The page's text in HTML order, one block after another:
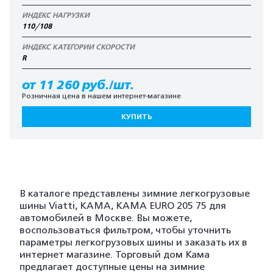
ИНДЕКС НАГРУЗКИ
110/108
ИНДЕКС КАТЕГОРИИ СКОРОСТИ
R
от 11 260 руб./шт.
Розничная цена в нашем интернет-магазине
КУПИТЬ
В каталоге представлены зимние легкогрузовые
шины Viatti, KAMA, KAMA EURO 205 75 для
автомобилей в Москве. Вы можете,
воспользоваться фильтром, чтобы уточнить
параметры легкогрузовых шины и заказать их в
интернет магазине. Торговый дом Кама
предлагает доступные цены на зимние